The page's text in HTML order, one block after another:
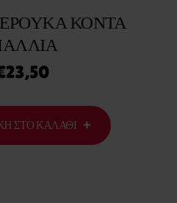
ΚΟΝΤΆ
23,50
ΣΤΟ ΚΑΛΆΘΙ